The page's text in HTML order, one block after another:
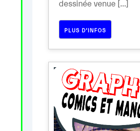
dessinée venue [...]
PLUS D’INFOS